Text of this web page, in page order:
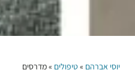
יוסי אברהם »טיפולים »מדרסים